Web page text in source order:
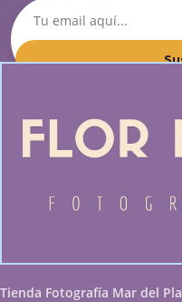
Tienda Fotografía Mar del